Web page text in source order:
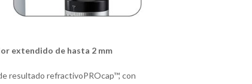
extendido de hasta 2 mm
resultado refractivoPROcap™, con